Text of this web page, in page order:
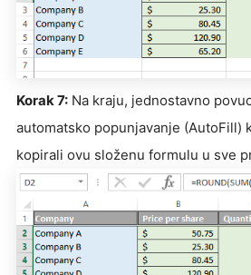
Korak 7: Na kraju, jednostavno
automatsko popunjavanje (AutoFill)
kopirali ovu složenu formulu u sve